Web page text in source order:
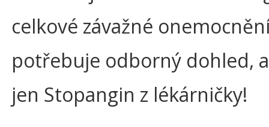
celkové závažné
potřebuje odborný dohled,
jen Stopangin z lékárničky!